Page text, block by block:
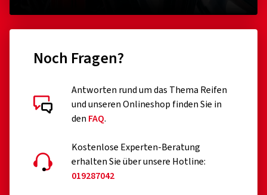
Noch Fragen?
Antworten rund um das Thema Reifen
und unseren Onlineshop finden Sie in
den FAQ.
Kostenlose Experten-Beratung
erhalten Sie über unsere Hotline:
019287042